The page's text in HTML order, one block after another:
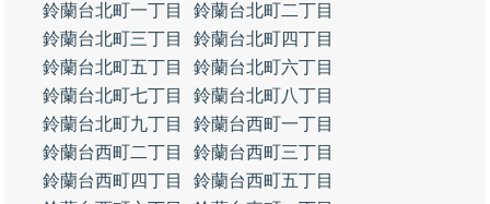
鈴蘭台北町一丁目
鈴蘭台北町二丁目
鈴蘭台北町三丁目
鈴蘭台北町四丁目
鈴蘭台北町五丁目
鈴蘭台北町六丁目
鈴蘭台北町七丁目
鈴蘭台北町八丁目
鈴蘭台北町九丁目
鈴蘭台西町一丁目
鈴蘭台西町二丁目
鈴蘭台西町三丁目
鈴蘭台西町四丁目
鈴蘭台西町五丁目